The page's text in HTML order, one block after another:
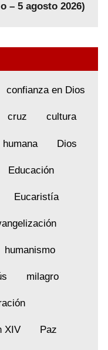
– 5 agosto 2026)
confianza en Dios
cruz cultura
humana Dios
Educación
Eucaristía
humanismo
milagro
XIV Paz